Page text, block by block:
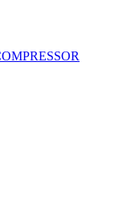
COMPRESSOR